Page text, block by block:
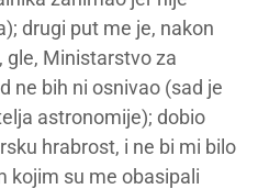
drugi put me je, nakon
gle, Ministarstvo za
ne bih ni osnivao (sad je
astronomije); dobio
hrabrost, i ne bi mi bilo
kojim su me obasipali